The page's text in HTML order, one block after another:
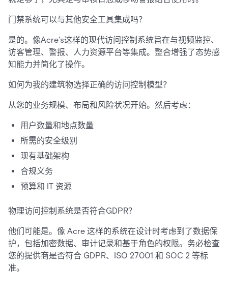
门禁系统可以与其他安全工具集成吗？
是的。像Acre's这样的现代访问控制系统旨在与视频监控、
访客管理、警报、人力资源平台等集成。整合增强了态势感
知能力并简化了操作。
如何为我的建筑物选择正确的访问控制模型？
从您的业务规模、布局和风险状况开始。然后考虑：
用户数量和地点数量
所需的安全级别
现有基础架构
合规义务
预算和 IT 资源
物理访问控制系统是否符合GDPR？
他们可能是。像 Acre 这样的系统在设计时考虑到了数据保
护，包括加密数据、审计记录和基于角色的权限。务必检查
您的提供商是否符合 GDPR、ISO 27001 和 SOC 2 等标
准。